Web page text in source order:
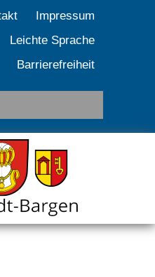
Impressum
Leichte Sprache
Barrierefreiheit